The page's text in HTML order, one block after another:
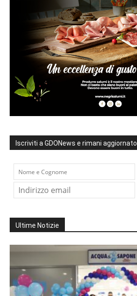
Iscriviti a GDONews e rimani aggiornato
Ultime Notizie